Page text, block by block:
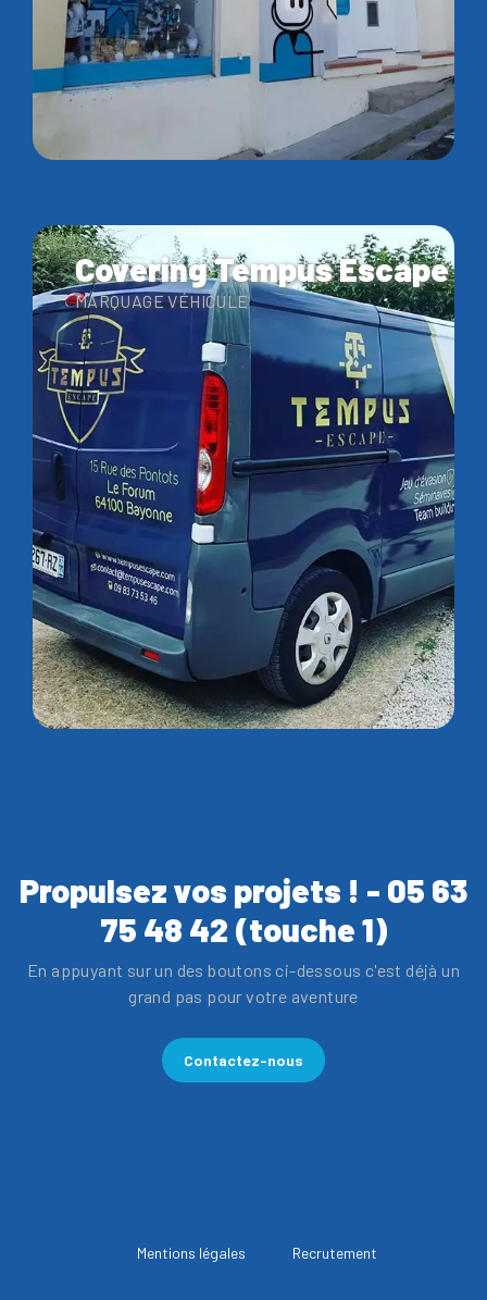
Covering Tempus Escape
MARQUAGE VÉHICULE
Propulsez vos projets ! - 05 63
75 48 42 (touche 1)
En appuyant sur un des boutons ci-dessous c'est déjà un
grand pas pour votre aventure
Contactez-nous
Mentions légales Recrutement